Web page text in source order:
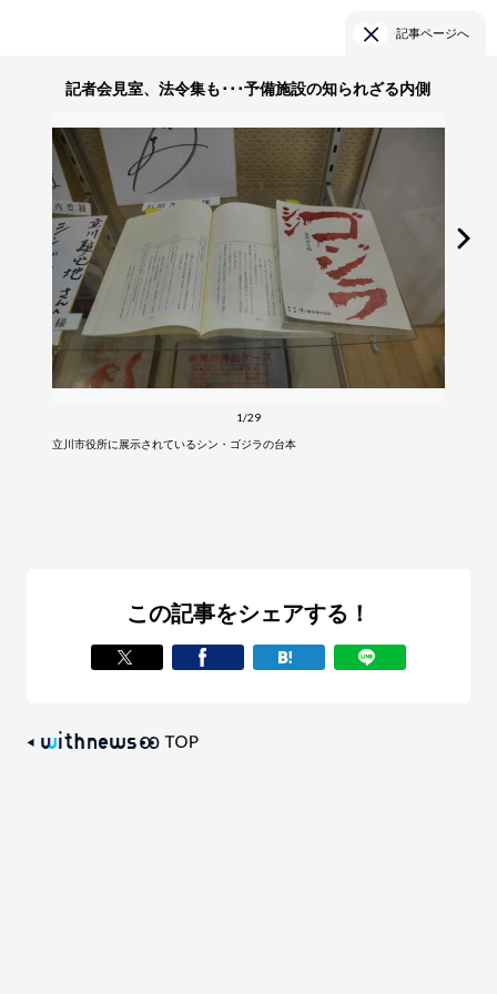
記事ページへ
記者会見室、法令集も･･･予備施設の知られざる内側
1/29
立川市役所に展示されているシン・ゴジラの台本
この記事をシェアする！